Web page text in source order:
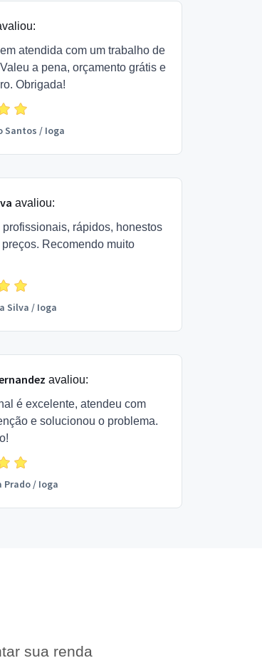
atendida com um trabalho de
a pena, orçamento grátis e
Obrigada!
Santos / Ioga
avaliou:
profissionais, rápidos, honestos
Recomendo muito
Silva / Ioga
avaliou:
é excelente, atendeu com
e solucionou o problema.
Prado/ Ioga
sua renda